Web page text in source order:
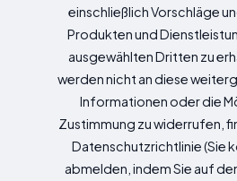
einschließlich Vorschläge
Produkten und
ausgewählten Dritten zu
werden nicht an diese
Informationen oder die
Zustimmung zu widerrufen,
Datenschutzrichtlinie (Sie
abmelden, indem Sie auf